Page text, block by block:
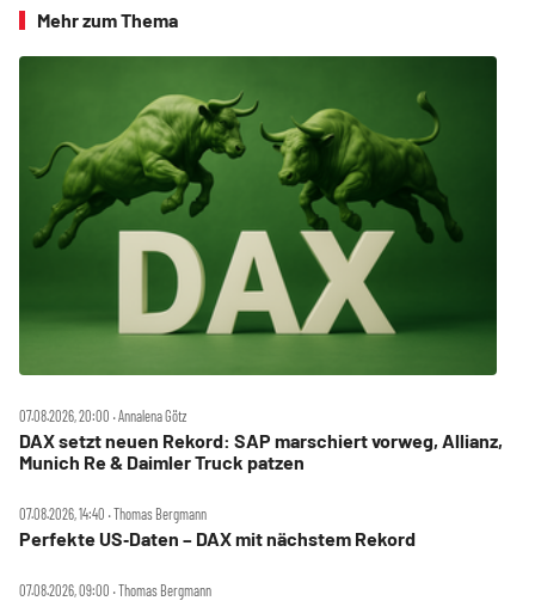
Mehr zum Thema
07.08.2026, 20:00 ‧ Annalena Götz
DAX setzt neuen Rekord: SAP marschiert vorweg, Allianz,
Munich Re & Daimler Truck patzen
07.08.2026, 14:40 ‧ Thomas Bergmann
Perfekte US‑Daten – DAX mit nächstem Rekord
07.08.2026, 09:00 ‧ Thomas Bergmann